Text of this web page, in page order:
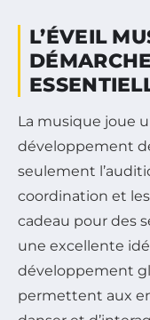
L’ÉVEIL
La musique joue
développement
seulement
coordination et
cadeau pour des
une excellente
développement
permettent aux